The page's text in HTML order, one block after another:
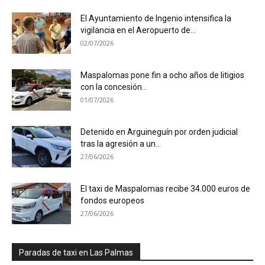
El Ayuntamiento de Ingenio intensifica la
vigilancia en el Aeropuerto de...
02/07/2026
Maspalomas pone fin a ocho años de litigios
con la concesión...
01/07/2026
Detenido en Arguineguín por orden judicial
tras la agresión a un...
27/06/2026
El taxi de Maspalomas recibe 34.000 euros de
fondos europeos
27/06/2026
Paradas de taxi en Las Palmas